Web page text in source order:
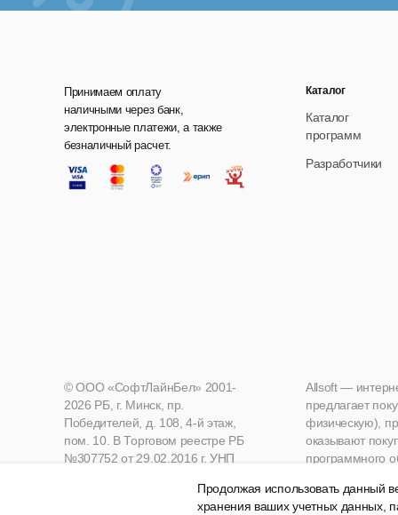
Принимаем оплату
наличными через банк,
электронные платежи, а также
безналичный расчет.
Каталог
Каталог
программ
Разработчики
Allsoft —
предлагает
физическую),
оказывают
программного
© ООО «СофтЛайнБел» 2001-
2026 РБ, г. Минск, пр.
Победителей, д. 108, 4-й этаж,
пом. 10. В Торговом реестре РБ
№307752 от 29.02.2016 г. УНП
Продолжая использовать данный
хранения ваших учетных данных,